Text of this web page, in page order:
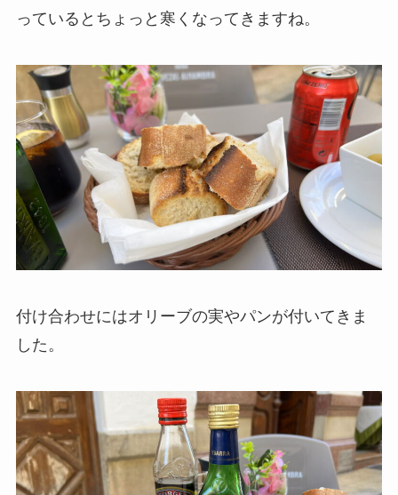
っているとちょっと寒くなってきますね。
付け合わせにはオリーブの実やパンが付いてきま
した。